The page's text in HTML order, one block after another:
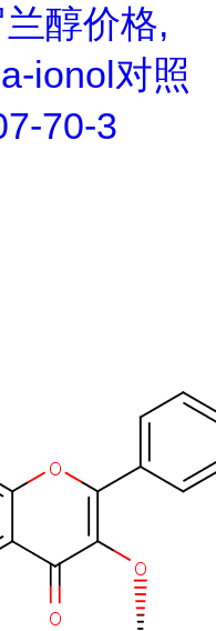
醇价格,
ionol对照
70-3